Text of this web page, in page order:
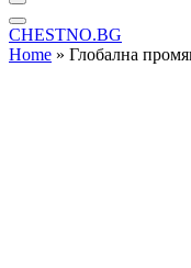
CHESTNO.BG
Home » Глобална